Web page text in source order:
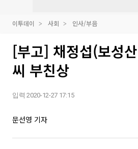
이투데이 사회 인사/부음
[부고] 채정섭(보성
씨 부친상
입력 2020-12-27 17:15
문선영 기자